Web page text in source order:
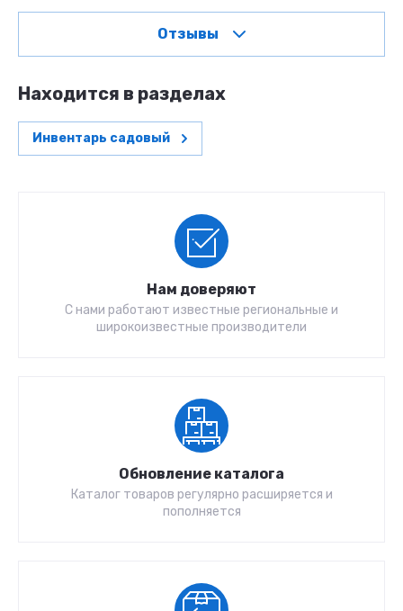
Отзывы
Находится в разделах
Инвентарь садовый
Нам доверяют
С нами работают известные региональные и
широкоизвестные производители
Обновление каталога
Каталог товаров регулярно расширяется и
пополняется